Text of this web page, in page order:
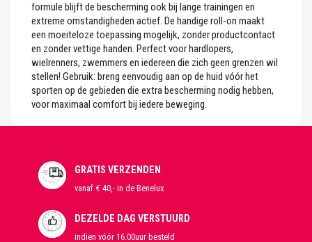
formule blijft de bescherming ook bij lange trainingen en
extreme omstandigheden actief. De handige roll-on maakt
een moeiteloze toepassing mogelijk, zonder productcontact
en zonder vettige handen. Perfect voor hardlopers,
wielrenners, zwemmers en iedereen die zich geen grenzen wil
stellen! Gebruik: breng eenvoudig aan op de huid vóór het
sporten op de gebieden die extra bescherming nodig hebben,
voor maximaal comfort bij iedere beweging.
GRATIS VERZENDEN
vanaf € 40,- in de Benelux
DEZELDE DAG VERSTUURD
indien vóór 16.00uur besteld